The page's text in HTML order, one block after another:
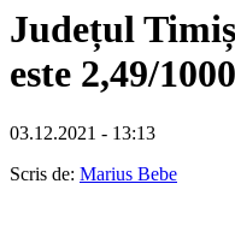
Județul
este 2,49/
03.12.2021 - 13:13
Scris de: Marius Bebe